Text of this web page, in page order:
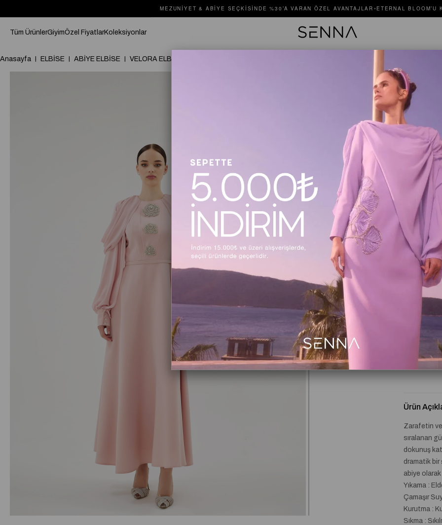
MEZUNIYET & ABIYE SEÇKISINDE %30’A VARAN ÖZEL AVANTAJLAR ✦ ETERNAL BLOOM’U
Tüm ÜrünlerGiyimÖzel FiyatlarKoleksiyonlar
Anasayfa ELBİSE ABİYE ELBİSE VELORA ELBİSE Pudra
VELORA
Stok Kodu
$500.00
Mavi
Beden
36
Beden
Kritik Stok
Ürün
Zarafetin
sıralanan
dokunuş
dramatik bir
abiye
Yıkama :
Çamaşır
Kurutma :
Sıkma :